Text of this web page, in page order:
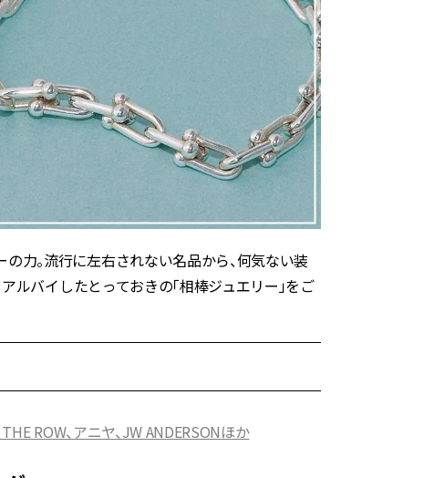
力。流行に左右されない名品から、何気ない装
ルバイしたとっておきの「相棒ジュエリー」をご
ROW、アニヤ、JW ANDERSONほか